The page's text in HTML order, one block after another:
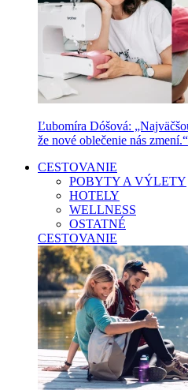
Ľubomíra Dóšová:
že nové oblečenie nás zmení.“
CESTOVANIE
POBYTY A VÝLETY
HOTELY
WELLNESS
OSTATNÉ
CESTOVANIE